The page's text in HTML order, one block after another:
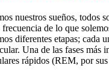
nuestros sueños, todos
de lo que
diferentes etapas; cada
Una de las fases más
rápidos (REM, por